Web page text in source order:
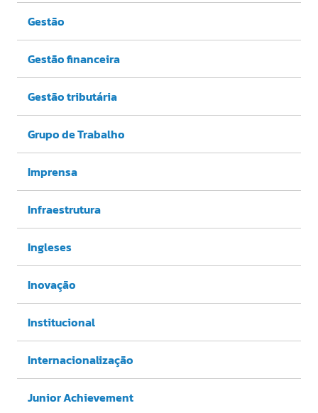
Gestão
Gestão financeira
Gestão tributária
Grupo de Trabalho
Imprensa
Infraestrutura
Ingleses
Inovação
Institucional
Internacionalização
Junior Achievement